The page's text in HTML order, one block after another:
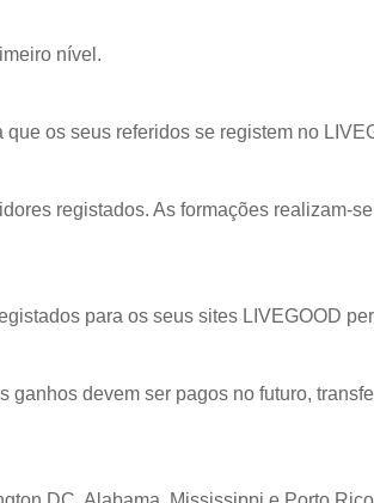
nível.
os seus referidos se registem no
registados. As formações realizam-
para os seus sites LIVEGOOD
devem ser pagos no futuro,